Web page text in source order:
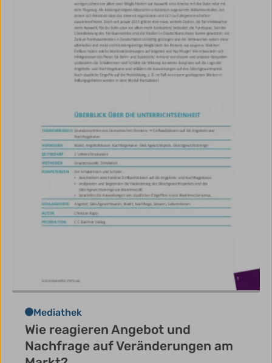
Mediathek
Wie reagieren Angebot und
Nachfrage auf Veränderungen am